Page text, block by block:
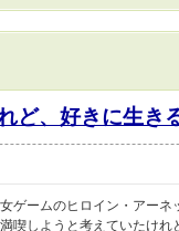
ど、好きに生き
ゲームのヒロイン・アー
喫しようと考えていたけ